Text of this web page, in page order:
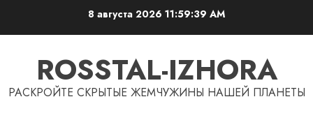
8 августа 2026 11:59:40 AM
ROSSTAL-IZHORA
РАСКРОЙТЕ СКРЫТЫЕ ЖЕМЧУЖИНЫ НАШЕЙ ПЛАНЕТЫ